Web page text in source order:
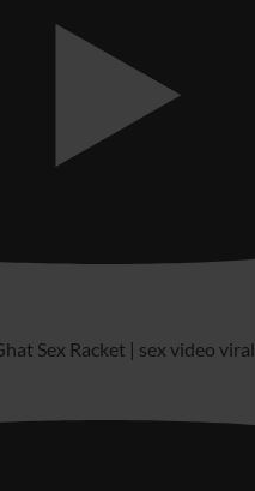
Sex Racket | sex video viral